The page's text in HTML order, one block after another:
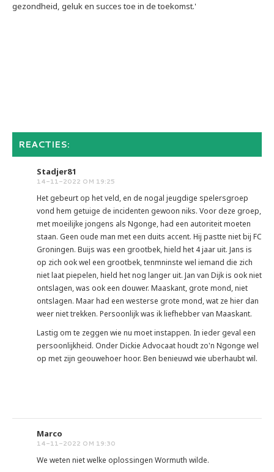
gezondheid, geluk en succes toe in de toekomst.'
REACTIES:
Stadjer81
14-11-2022 OM 19:25
Het gebeurt op het veld, en de nogal jeugdige spelersgroep
vond hem getuige de incidenten gewoon niks. Voor deze groep,
met moeilijke jongens als Ngonge, had een autoriteit moeten
staan. Geen oude man met een duits accent. Hij pastte niet bij FC
Groningen. Buijs was een grootbek, hield het 4 jaar uit. Jans is
op zich ook wel een grootbek, tenmninste wel iemand die zich
niet laat piepelen, hield het nog langer uit. Jan van Dijk is ook niet
ontslagen, was ook een douwer. Maaskant, grote mond, niet
ontslagen. Maar had een westerse grote mond, wat ze hier dan
weer niet trekken. Persoonlijk was ik liefhebber van Maaskant.
Lastig om te zeggen wie nu moet instappen. In ieder geval een
persoonlijkheid. Onder Dickie Advocaat houdt zo'n Ngonge wel
op met zijn geouwehoer hoor. Ben benieuwd wie uberhaubt wil.
Marco
14-11-2022 OM 19:30
We weten niet welke oplossingen Wormuth wilde.